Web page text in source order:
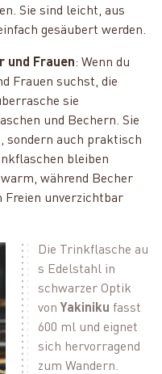
Sie sind leicht, aus
gesäubert werden.
und Frauen: Wenn du
Frauen suchst, die
sie
und Bechern. Sie
sondern auch praktisch
bleiben
während Becher
Freien unverzichtbar
Die Trinkflasche au
s Edelstahl in
schwarzer Optik
vonYakiniku fasst
600 ml und eignet
sich hervorragend
zum Wandern.